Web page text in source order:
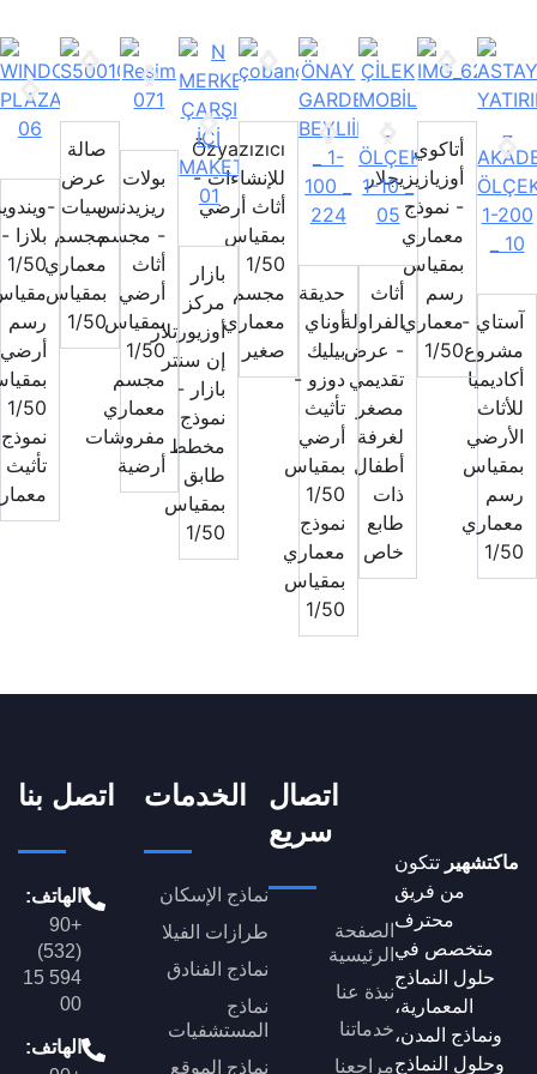
-
أتاكوي
أوزيازيزيجلار
- نموذج
معماري
بمقياس
رسم
معماري
1/50
أثاث
الفراولة
- عرض
تقديمي
مصغر
لغرفة
أطفال
طابع
خاص
حديقة
أوناي
بيليك
دوزو -
تأثيث
أرضي
بمقياس
1/50
نموذج
معماري
بمقياس
1/50
Özyazızıcı
للإنشاءات -
أثاث أرضي
بمقياس
1/50
مجسم
معماري
صغير
بازار
مركز
أوزيورتلار
إن سنتر
بازار -
نموذج
مخطط
طابق
بمقياس
1/50
بولات
ريزيدنس
- مجسم
أرضي
بمقياس
1/50
مجسم
معماري
مفروشات
أرضية
صالة
عرض
سيات -
مجسم
معماري
بمقياس
1/50
ويندويست
بلازا -
1/50
مقياس
رسم
أرضي
بمقياس
1/50
نموذج
تأثيث
معماري
تتكون
من فريق
محترف
متخصص في
حلول النماذج
المعمارية،
ونماذج المدن،
وحلول النماذج
اتصال
سريع
الصفحة
الرئيسية
نبذة عنا
خدماتنا
مراجعنا
الخدمات
نماذج الإسكان
طرازات الفيلا
نماذج الفنادق
نماذج
المستشفيات
نماذج الموقع
اتصل بنا
الهاتف:
(532)
594 15
الهاتف: